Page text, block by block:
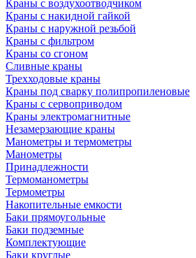
Краны с воздухоотводчиком
Краны с накидной гайкой
Краны с наружной резьбой
Краны с фильтром
Краны со сгоном
Сливные краны
Трехходовые краны
Краны под сварку полипропиленовые
Краны с сервоприводом
Краны электромагнитные
Незамерзающие краны
Манометры и термометры
Манометры
Принадлежности
Термоманометры
Термометры
Накопительные емкости
Баки прямоугольные
Баки подземные
Комплектующие
Баки круглые